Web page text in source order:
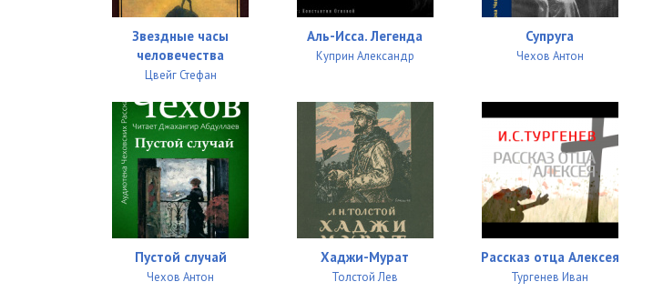
Звездные часы
человечества
Цвейг Стефан
Аль-Исса. Легенда
Куприн Александр
Супруга
Чехов Антон
Пустой случай
Чехов Антон
Хаджи-Мурат
Толстой Лев
Рассказ отца Алексея
Тургенев Иван